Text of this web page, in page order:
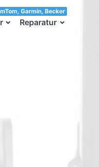
33!
Reparatur
Garmin, Becker